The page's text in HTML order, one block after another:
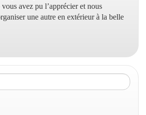
avez pu l’apprécier et nous
une autre en extérieur à la belle